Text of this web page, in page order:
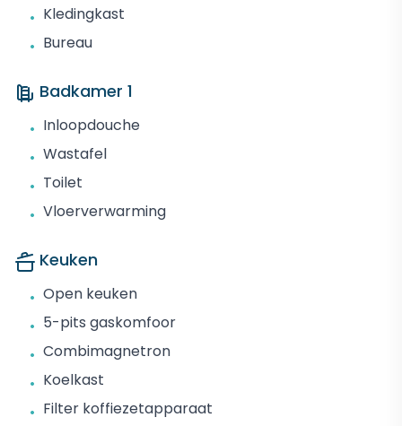
• Kledingkast
• Bureau
Badkamer 1
• Inloopdouche
• Wastafel
• Toilet
• Vloerverwarming
Keuken
• Open keuken
• 5-pits gaskomfoor
• Combimagnetron
• Koelkast
• Filter koffiezetapparaat